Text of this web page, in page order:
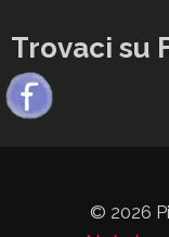
Trovaci su
© 2026